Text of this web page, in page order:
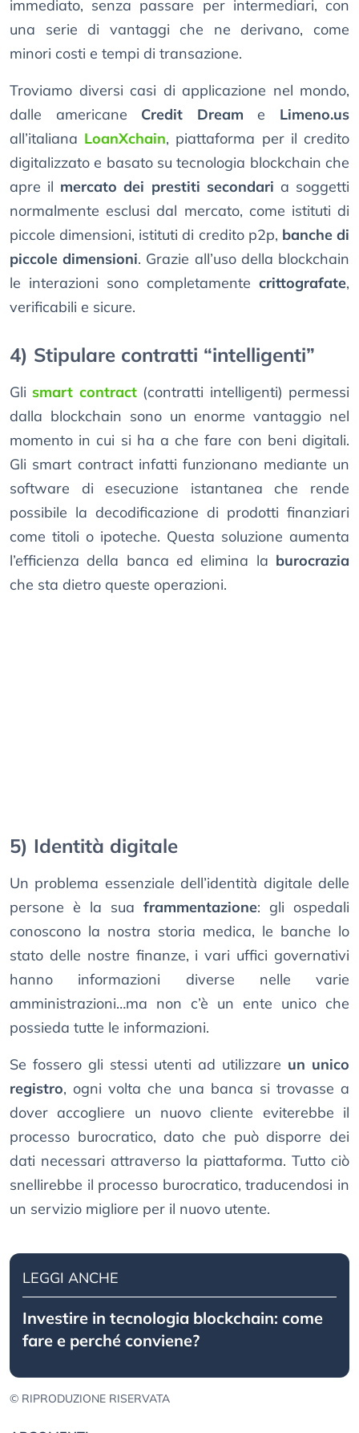
immediato, senza passare per intermediari, con
una serie di vantaggi che ne derivano, come
minori costi e tempi di transazione.
Troviamo diversi casi di applicazione nel mondo,
dalle americane Credit Dream e Limeno.us
all’italiana LoanXchain, piattaforma per il credito
digitalizzato e basato su tecnologia blockchain che
apre il mercato dei prestiti secondari a soggetti
normalmente esclusi dal mercato, come istituti di
piccole dimensioni, istituti di credito p2p, banche di
piccole dimensioni. Grazie all’uso della blockchain
le interazioni sono completamente crittografate,
verificabili e sicure.
4) Stipulare contratti “intelligenti”
Gli smart contract(contratti intelligenti) permessi
dalla blockchain sono un enorme vantaggio nel
momento in cui si ha a che fare con beni digitali.
Gli smart contract infatti funzionano mediante un
software di esecuzione istantanea che rende
possibile la decodificazione di prodotti finanziari
come titoli o ipoteche. Questa soluzione aumenta
l’efficienza della banca ed elimina la burocrazia
che sta dietro queste operazioni.
5) Identità digitale
Un problema essenziale dell’identità digitale delle
persone è la sua frammentazione: gli ospedali
conoscono la nostra storia medica, le banche lo
stato delle nostre finanze, i vari uffici governativi
hanno informazioni diverse nelle varie
amministrazioni…ma non c’è un ente unico che
possieda tutte le informazioni.
Se fossero gli stessi utenti ad utilizzare un unico
registro, ogni volta che una banca si trovasse a
dover accogliere un nuovo cliente eviterebbe il
processo burocratico, dato che può disporre dei
dati necessari attraverso la piattaforma. Tutto ciò
snellirebbe il processo burocratico, traducendosi in
un servizio migliore per il nuovo utente.
LEGGI ANCHE
Investire in tecnologia blockchain: come
fare e perché conviene?
© RIPRODUZIONE RISERVATA